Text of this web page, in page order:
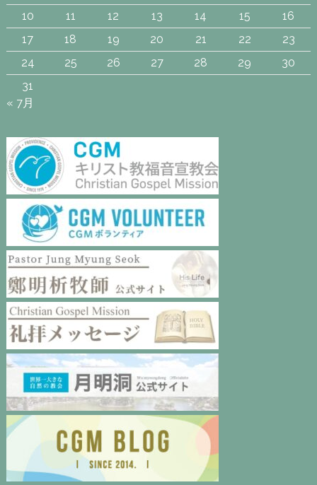
10
11 12 13 14 15
16
17
18 19 20 21 22
23
24
25 26 27 28 29
30
31
« 7月